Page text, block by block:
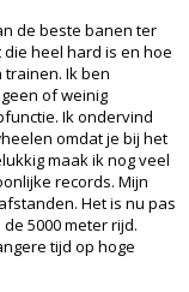
de beste banen ter
heel hard is en hoe
Ik ben
of weinig
Ik ondervind
omdat je bij het
maak ik nog veel
records. Mijn
Het is nu pas
5000 meter rijd.
tijd op hoge